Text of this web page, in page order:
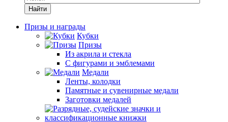
Найти
Призы и награды
Кубки
Призы
Из акрила и стекла
С фигурами и эмблемами
Медали
Ленты, колодки
Памятные и сувенирные медали
Заготовки медалей